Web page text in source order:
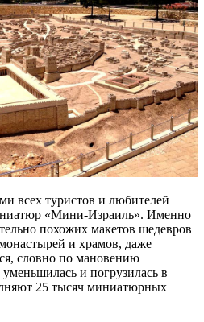
всех туристов и любителей
«Мини-Израиль». Именно
похожих макетов шедевров
и храмов, даже
словно по мановению
и погрузилась в
25 тысяч миниатюрных